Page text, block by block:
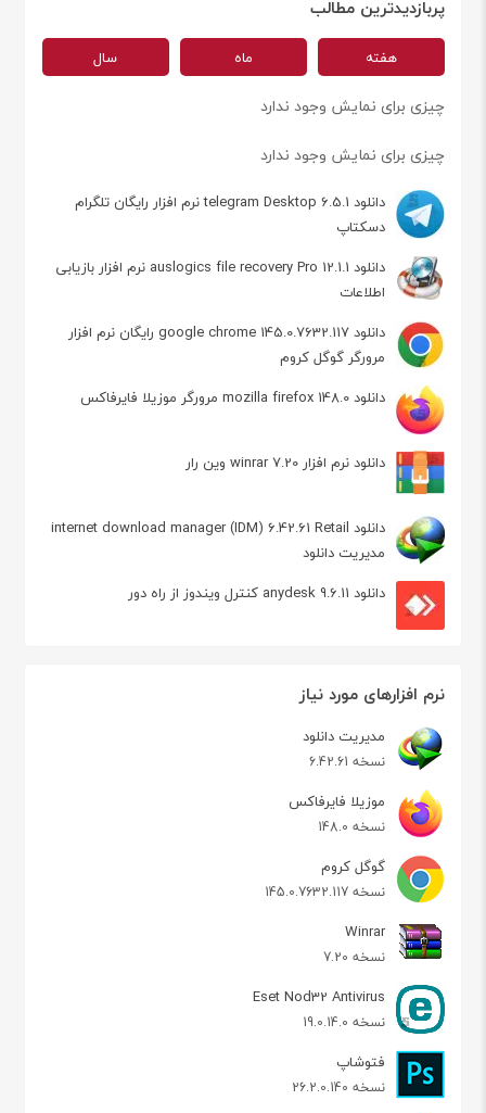
پربازدیدترین مطالب
هفته ماه سال
چیزی برای نمایش وجود ندارد
چیزی برای نمایش وجود ندارد
دانلود telegram Desktop 6.5.1 نرم افزار رایگان تلگرام
دسکتاپ
دانلود auslogics file recovery Pro 12.1.1 نرم افزار بازیابی
اطلاعات
دانلود google chrome 145.0.7632.117 رایگان نرم افزار
مرورگر گوگل کروم
دانلود mozilla firefox 148.0 مرورگر موزیلا فایرفاکس
دانلود نرم افزار winrar 7.20 وین رار
دانلود internet download manager (IDM) 6.42.61 Retail
مدیریت دانلود
دانلود anydesk 9.6.11 کنترل ویندوز از راه دور
نرم افزارهای مورد نیاز
مدیریت دانلود
نسخه 6.42.61
موزیلا فایرفاکس
نسخه 148.0
گوگل کروم
نسخه 145.0.7632.117
Winrar
نسخه 7.20
Eset Nod32 Antivirus
نسخه 19.0.14.0
فتوشاپ
نسخه 26.2.0.140